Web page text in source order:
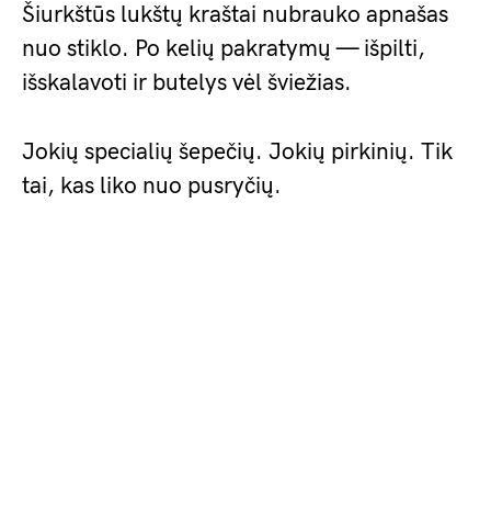
Šiurkštūs lukštų kraštai nubrauko apnašas
nuo stiklo. Po kelių pakratymų — išpilti,
išskalavoti ir butelys vėl šviežias.
Jokių specialių šepečių. Jokių pirkinių. Tik
tai, kas liko nuo pusryčių.